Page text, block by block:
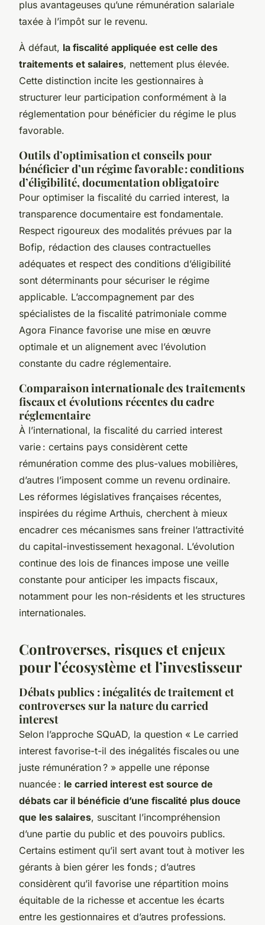
plus avantageuses qu’une rémunération salariale
taxée à l’impôt sur le revenu.
À défaut, la fiscalité appliquée est celle des
traitements et salaires, nettement plus élevée.
Cette distinction incite les gestionnaires à
structurer leur participation conformément à la
réglementation pour bénéficier du régime le plus
favorable.
Outils d’optimisation et conseils pour
bénéficier d’un régime favorable : conditions
d’éligibilité, documentation obligatoire
Pour optimiser la fiscalité du carried interest, la
transparence documentaire est fondamentale.
Respect rigoureux des modalités prévues par la
Bofip, rédaction des clauses contractuelles
adéquates et respect des conditions d’éligibilité
sont déterminants pour sécuriser le régime
applicable. L’accompagnement par des
spécialistes de la fiscalité patrimoniale comme
Agora Finance favorise une mise en œuvre
optimale et un alignement avec l’évolution
constante du cadre réglementaire.
Comparaison internationale des traitements
fiscaux et évolutions récentes du cadre
réglementaire
À l’international, la fiscalité du carried interest
varie : certains pays considèrent cette
rémunération comme des plus-values mobilières,
d’autres l’imposent comme un revenu ordinaire.
Les réformes législatives françaises récentes,
inspirées du régime Arthuis, cherchent à mieux
encadrer ces mécanismes sans freiner l’attractivité
du capital-investissement hexagonal. L’évolution
continue des lois de finances impose une veille
constante pour anticiper les impacts fiscaux,
notamment pour les non-résidents et les structures
internationales.
Controverses, risques et enjeux
pour l’écosystème et l’investisseur
Débats publics : inégalités de traitement et
controverses sur la nature du carried
interest
Selon l’approche SQuAD, la question « Le carried
interest favorise-t-il des inégalités fiscales ou une
juste rémunération ? » appelle une réponse
nuancée : le carried interest est source de
débats car il bénéficie d’une fiscalité plus douce
que les salaires, suscitant l’incompréhension
d’une partie du public et des pouvoirs publics.
Certains estiment qu’il sert avant tout à motiver les
gérants à bien gérer les fonds ; d’autres
considèrent qu’il favorise une répartition moins
équitable de la richesse et accentue les écarts
entre les gestionnaires et d’autres professions.